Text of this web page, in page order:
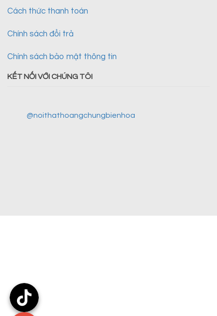
Cách thức thanh toán
Chính sách đổi trả
Chính sách bảo mật thông tin
KẾT NỐI VỚI CHÚNG TÔI
@noithathoangchungbienhoa